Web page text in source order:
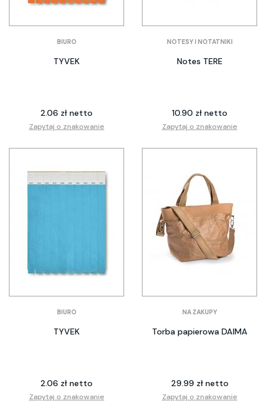
BIURO
TYVEK
2.06 zł netto
Zapytaj o znakowanie
NOTESY I NOTATNIKI
Notes TERE
10.90 zł netto
Zapytaj o znakowanie
BIURO
TYVEK
2.06 zł netto
Zapytaj o znakowanie
NA ZAKUPY
Torba papierowa DAIMA
29.99 zł netto
Zapytaj o znakowanie